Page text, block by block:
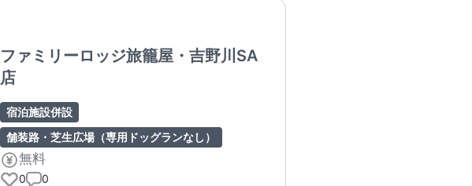
ファミリーロッジ旅籠屋・吉野川SA
店
徳島県三好郡東みよし町
宿泊施設併設
舗装路・芝生広場（専用ドッグランなし）
無料
0 0